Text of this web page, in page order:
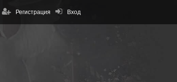
Вход
Регистрация